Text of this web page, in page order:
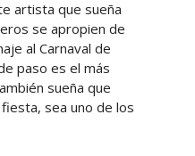
artista que sueña
se apropien de
al Carnaval de
paso es el más
sueña que
sea uno de los